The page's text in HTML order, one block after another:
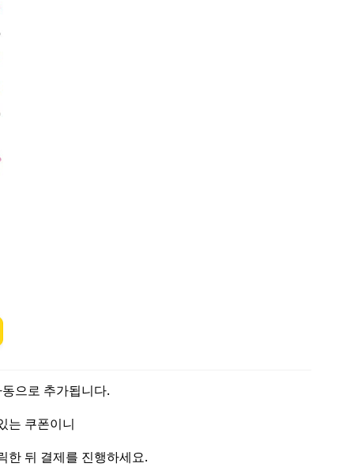
으로 추가됩니다.
는 쿠폰이니
한 뒤 결제를 진행하세요.